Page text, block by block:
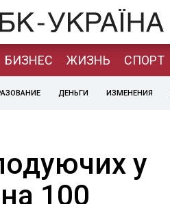
БИЗНЕС ЖИЗНЬ СПОРТ
ДЕНЬГИ ИЗМЕНЕНИЯ
у
100